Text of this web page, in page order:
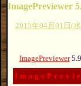
ImagePreviewer
2015年04月01日(
ImagePreviewer